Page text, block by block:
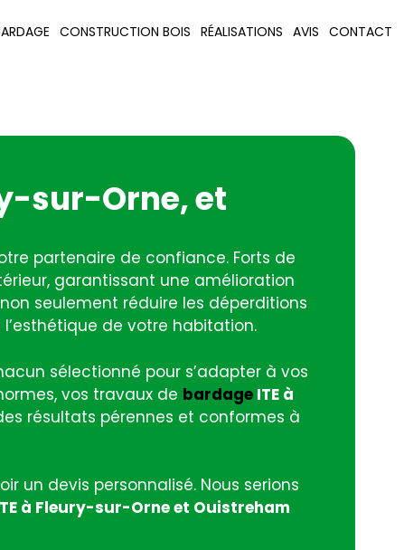
CONSTRUCTION BOIS RÉALISATIONS AVIS CONTACT
sur-Orne, et
partenaire de confiance. Forts de
garantissant une amélioration
seulement réduire les déperditions
de votre habitation.
sélectionné pour s’adapter à vos
vos travaux de bardageITE à
résultats pérennes et conformes à
un devis personnalisé. Nous serions
à Fleury-sur-Orne et Ouistreham